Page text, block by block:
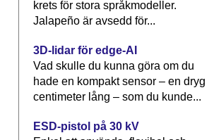
krets för stora språkmodeller.
Jalapeño är avsedd för...
3D-lidar för edge-AI
Vad skulle du kunna göra om du
hade en kompakt sensor – en dryg
centimeter lång – som du kunde...
ESD-pistol på 30 kV